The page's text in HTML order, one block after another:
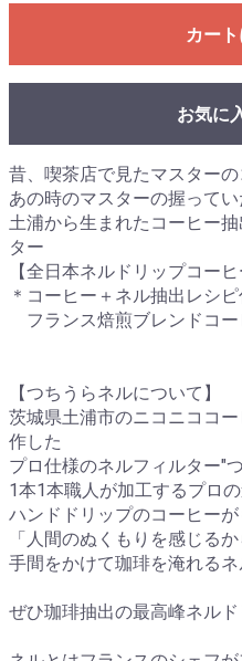
カー
お気に
昔、喫茶店で見たマスター
あの時のマスターの握って
土浦から生まれたコーヒー
ター
【全日本ネルドリップコーヒ
＊コーヒー＋ネル抽出レシピ
フランス焙煎ブレンドコー
【つちうらネルについて】
茨城県土浦市のニコニココ
作した
プロ仕様のネルフィルター"
1本1本職人が加工するプロの
ハンドドリップのコーヒー
「人間のぬくもりを感じる
手間をかけて珈琲を淹れるネ
ぜひ珈琲抽出の最高峰ネル